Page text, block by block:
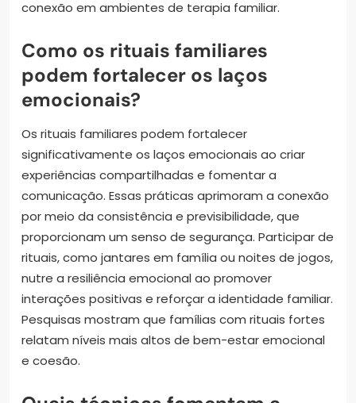
conexão em ambientes de terapia familiar.
Como os rituais familiares
podem fortalecer os laços
emocionais?
Os rituais familiares podem fortalecer
significativamente os laços emocionais ao criar
experiências compartilhadas e fomentar a
comunicação. Essas práticas aprimoram a conexão
por meio da consistência e previsibilidade, que
proporcionam um senso de segurança. Participar de
rituais, como jantares em família ou noites de jogos,
nutre a resiliência emocional ao promover
interações positivas e reforçar a identidade familiar.
Pesquisas mostram que famílias com rituais fortes
relatam níveis mais altos de bem-estar emocional
e coesão.